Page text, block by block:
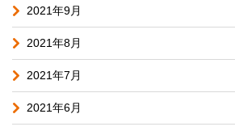
2021年9月
2021年8月
2021年7月
2021年6月